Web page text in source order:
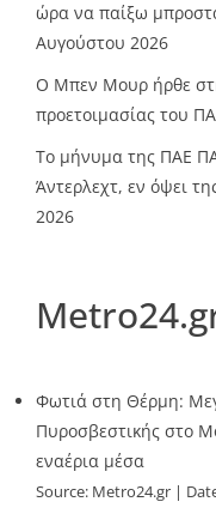
ώρα να παίξω
Αυγούστου 2026
O Mπεν Μουρ ήρθε
προετοιμασίας του
Το μήνυμα της ΠΑΕ
Άντερλεχτ, εν όψει
2026
Φωτιά στη Θέρμη:
Πυροσβεστικής στο
εναέρια μέσα
Source: Metro24.gr